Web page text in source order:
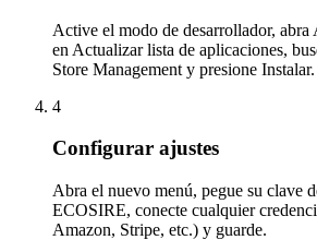
Active el modo de desarrollador,
en Actualizar lista de aplicaciones,
Store Management y presione Instalar.
4
Configurar ajustes
Abra el nuevo menú, pegue su clave
ECOSIRE, conecte cualquier
Amazon, Stripe, etc.) y guarde.